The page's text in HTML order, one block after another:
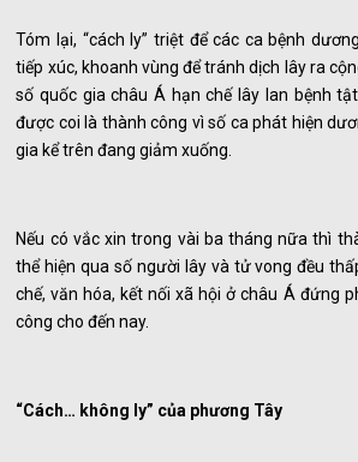
Tóm lại, “cách ly” triệt để các ca bệnh
tiếp xúc, khoanh vùng để tránh dịch lây ra
số quốc gia châu Á hạn chế lây lan bệnh
được coi là thành công vì số ca phát hiện
gia kể trên đang giảm xuống.
Nếu có vắc xin trong vài ba tháng nữa thì
thể hiện qua số người lây và tử vong đều
chế, văn hóa, kết nối xã hội ở châu Á đứng
công cho đến nay.
“Cách… không ly” của phương Tây